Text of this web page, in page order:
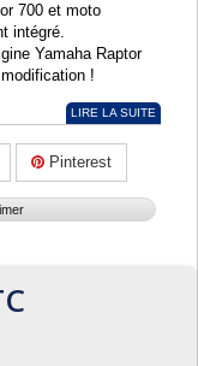
700 et moto
intégré.
Yamaha Raptor
!
LIRE LA SUITE
Pinterest